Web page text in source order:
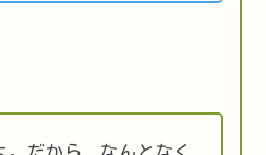
。だから、なんとなく